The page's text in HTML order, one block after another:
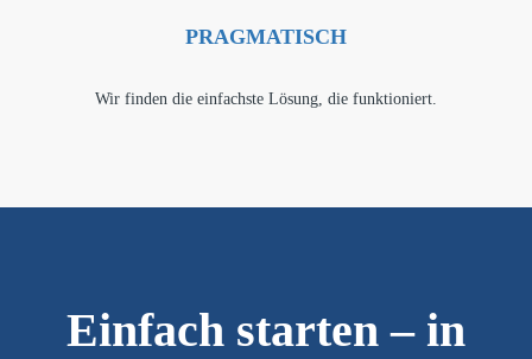
PRAGMATISCH
Wir finden die einfachste Lösung, die funktioniert.
Einfach starten – in